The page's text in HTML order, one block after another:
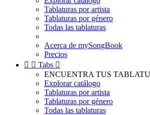
Tablaturas por artista
Tablaturas por género
Todas las tablaturas
Acerca de mySongBook
Precios
  Tabs 
ENCUENTRA TUS
Explorar catálogo
Tablaturas por artista
Tablaturas por género
Todas las tablaturas